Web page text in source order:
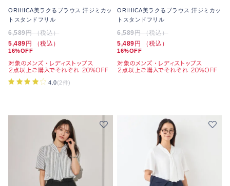
ORIHICA美ラクるブラウス 汗ジミカッ
トスタンドフリル
6,589円 （税込）
5,489 円 （税込）
16%OFF
4.0(2件)
ORIHICA美ラクるブラウス 汗ジミカッ
トスタンドフリル
6,589円 （税込）
5,489 円 （税込）
16%OFF